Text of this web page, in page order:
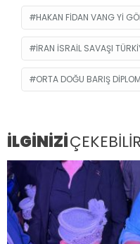
HAKAN FIDAN VANG YI
IRAN ISRAIL SAVAŞI
ORTA DOĞU BARIŞ
İLGİNİZİÇEKEBİLİR